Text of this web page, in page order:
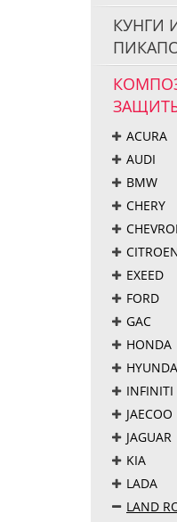
КУНГИ
ACURA
AUDI
BMW
CHERY
EXEED
FORD
GAC
HONDA
INFINITI
JAECOO
JAGUAR
KIA
LADA
LAND